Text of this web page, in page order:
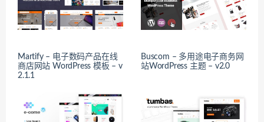
Martify – 电子数码产品在线
商店网站 WordPress 模板 – v
2.1.1
Buscom – 多用途电子商务网
站WordPress 主题 – v2.0